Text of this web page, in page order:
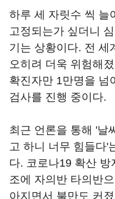
하루 세 자릿수 씩 늘
고정되는가 싶더니
기는 상황이다. 전 세
오히려 더욱 위험해
확진자만 1만명을 넘
검사를 진행 중이다.
최근 언론을 통해 '날
고 하니 너무 힘들다'
다. 코로나19 확산 방
조에 자의반 타의반
아지면서 불만도 커